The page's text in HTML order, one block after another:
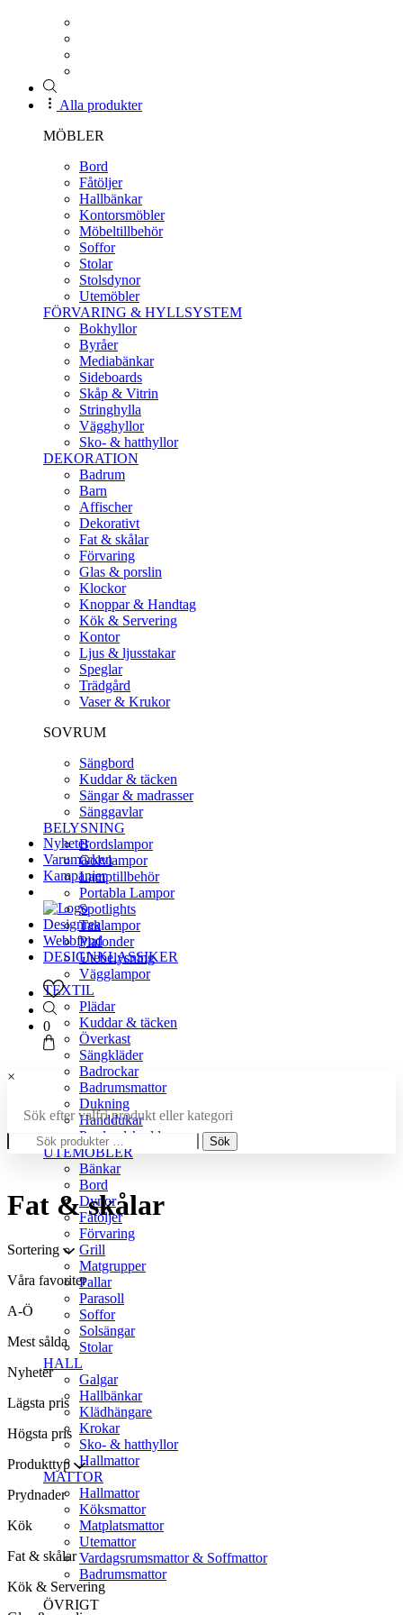
Alla produkter
MÖBLER
Bord
Fåtöljer
Hallbänkar
Kontorsmöbler
Möbeltillbehör
Soffor
Stolar
Stolsdynor
Utemöbler
FÖRVARING & HYLLSYSTEM
Bokhyllor
Byråer
Mediabänkar
Sideboards
Skåp & Vitrin
Stringhylla
Vägghyllor
Sko- & hatthyllor
DEKORATION
Badrum
Barn
Affischer
Dekorativt
Fat & skålar
Förvaring
Glas & porslin
Klockor
Knoppar & Handtag
Kök & Servering
Kontor
Ljus & ljusstakar
Speglar
Trädgård
Vaser & Krukor
SOVRUM
Sängbord
Kuddar & täcken
Sängar & madrasser
Sänggavlar
BELYSNING
Bordslampor
Golvlampor
Lamptillbehör
Portabla Lampor
Spotlights
Taklampor
Plafonder
Utebelysning
Vägglampor
TEXTIL
Plädar
Kuddar & täcken
Överkast
Sängkläder
Badrockar
Badrumsmattor
Dukning
Handdukar
Prydnadskuddar
UTEMÖBLER
Bänkar
Bord
Dynor
Fåtöljer
Förvaring
Grill
Matgrupper
Pallar
Parasoll
Soffor
Solsängar
Stolar
HALL
Galgar
Hallbänkar
Klädhängare
Krokar
Sko- & hatthyllor
Hallmattor
MATTOR
Hallmattor
Köksmattor
Matplatsmattor
Utemattor
Vardagsrumsmattor & Soffmattor
Badrumsmattor
ÖVRIGT
Nyheter
Varumärken
Kampanjer
Designrea
Webbfynd
DESIGNKLASSIKER
0
×
Sök efter valfri produkt eller kategori
Sök
efter:
Sök
Fat & skålar
Sortering
Våra favoriter
A-Ö
Mest sålda
Nyheter
Lägsta pris
Högsta pris
Produkttyp
Prydnader
Kök
Fat & skålar
Kök & Servering